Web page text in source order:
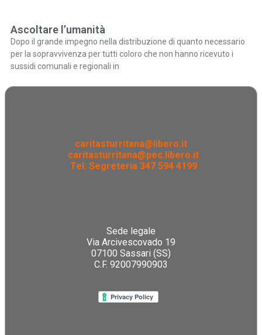
Ascoltare l’umanità
Dopo il grande impegno nella distribuzione di quanto necessario
per la sopravvivenza per tutti coloro che non hanno ricevuto i
sussidi comunali e regionali in
caritasturritana@libero.it
caritasturritana@pec.libero.it
Tel. Segreteria 347 594 4199
Sede legale
Via Arcivescovado 19
07100 Sassari (SS)
C.F. 92007990903